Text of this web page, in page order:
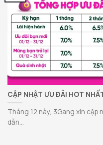
CẬP NHẬT ƯU ĐÃI HOT
Tháng 12 này, 3Gang xin cập
dẫn...